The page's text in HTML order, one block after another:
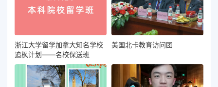
浙江大学留学加拿大知名学校
追枫计划——名校保送班
美国北卡教育访问团